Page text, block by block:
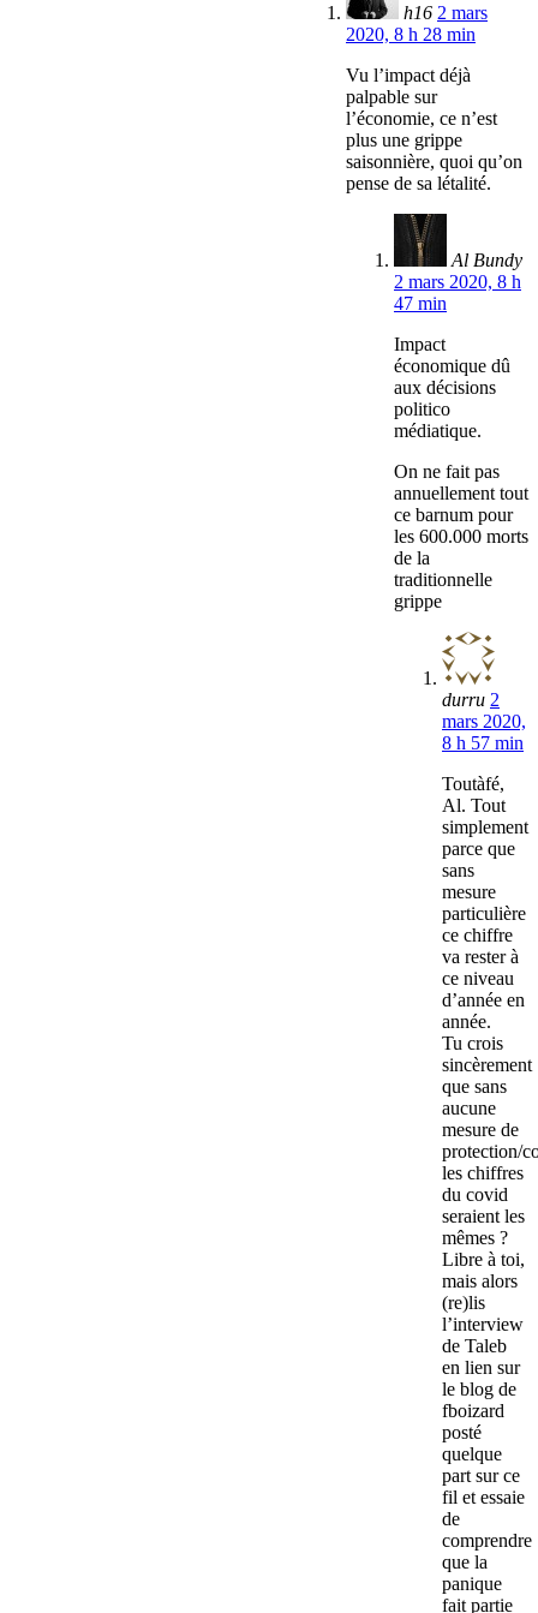
h16 2 mars
2020, 8 h 28 min
Vu l’impact déjà
palpable sur
l’économie, ce n’est
plus une grippe
saisonnière, quoi qu’on
pense de sa létalité.
Al Bundy
2 mars 2020, 8 h
47 min
Impact
économique dû
aux décisions
politico
médiatique.
On ne fait pas
annuellement tout
ce barnum pour
les 600.000 morts
de la
traditionnelle
grippe
durru 2
mars 2020,
8 h 57 min
Toutàfé,
Al. Tout
simplement
parce que
sans
mesure
particulière
ce chiffre
va rester à
ce niveau
d’année en
année.
Tu crois
sincèrement
que sans
aucune
mesure de
protection/
les chiffres
du covid
seraient les
mêmes ?
Libre à toi,
mais alors
(re)lis
l’interview
de Taleb
en lien sur
le blog de
fboizard
posté
quelque
part sur ce
fil et essaie
de
comprendre
que la
panique
fait partie